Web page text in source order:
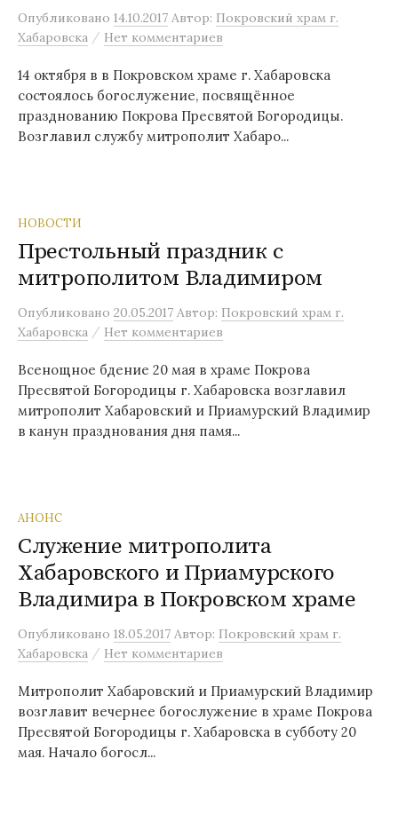
Опубликовано 14.10.2017 Автор: Покровский храм г.
Хабаровска / Нет комментариев
14 октября в в Покровском храме г. Хабаровска
состоялось богослужение, посвящённое
празднованию Покрова Пресвятой Богородицы.
Возглавил службу митрополит Хабаро...
НОВОСТИ
Престольный праздник с
митрополитом Владимиром
Опубликовано 20.05.2017 Автор: Покровский храм г.
Хабаровска / Нет комментариев
Всенощное бдение 20 мая в храме Покрова
Пресвятой Богородицы г. Хабаровска возглавил
митрополит Хабаровский и Приамурский Владимир
в канун празднования дня памя...
АНОНС
Служение митрополита
Хабаровского и Приамурского
Владимира в Покровском храме
Опубликовано 18.05.2017 Автор: Покровский храм г.
Хабаровска / Нет комментариев
Митрополит Хабаровский и Приамурский Владимир
возглавит вечернее богослужение в храме Покрова
Пресвятой Богородицы г. Хабаровска в субботу 20
мая. Начало богосл...